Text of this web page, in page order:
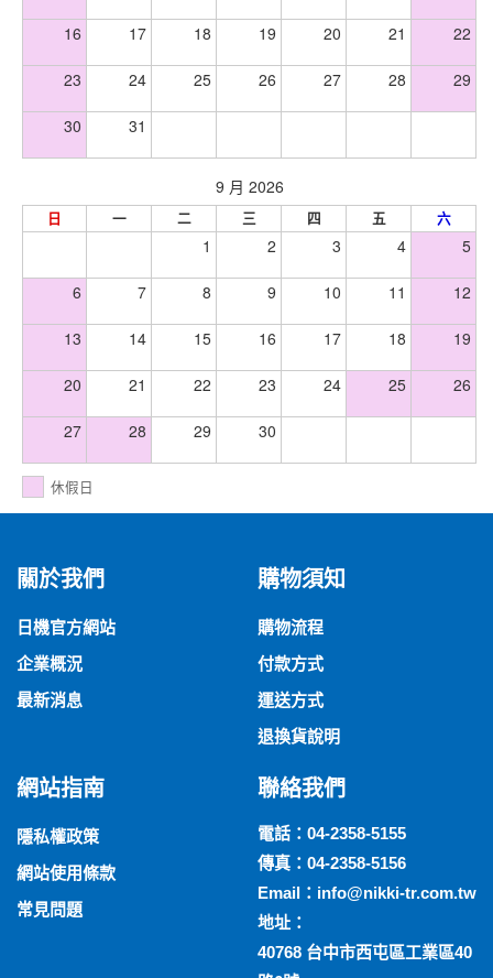
16 17 18 19 20 21 22
23 24 25 26 27 28 29
30 31
9 月 2026
日 一 二 三 四 五 六
1 2 3 4 5
6 7 8 9 10 11 12
13 14 15 16 17 18 19
20 21 22 23 24 25 26
27 28 29 30
休假日
關於我們
日機官方網站
企業概況
最新消息
購物須知
購物流程
付款方式
運送方式
退換貨說明
網站指南
隱私權政策
網站使用條款
常見問題
聯絡我們
電話： 04-2358-5155
傳真：04-2358-5156
Email： info@nikki-tr.com.tw
地址：
40768 台中市西屯區工業區40